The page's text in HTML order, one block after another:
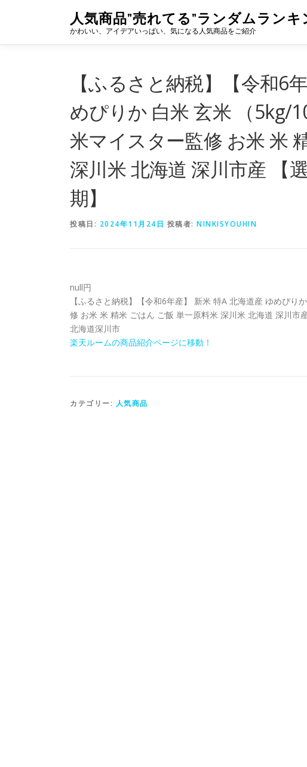
ン
人気商品”売れてる”ランダムランキ
かわいい、アイデアいっぱい、気になる人気商品をご紹介
【ふるさと納税】【令和6
めぴりか 白米 玄米 （5kg/
米マイスター監修 お米 米
深川米 北海道 深川市産 【
期】
投稿日: 2024年11月24日 投稿者: NINKISYOUHIN
null円
【ふるさと納税】【令和6年産】 新米 特A 北海道産 ゆめぴ
修 お米 米 精米 ごはん ご飯 単一原料米 深川米 北海道 深川市
北海道深川市
楽天ルームの商品紹介ページに移動！
カテゴリー: 人気商品